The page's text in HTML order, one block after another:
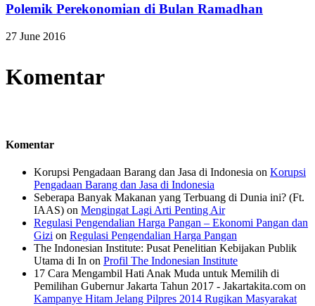
Polemik Perekonomian di Bulan Ramadhan
27 June 2016
Komentar
Komentar
Korupsi Pengadaan Barang dan Jasa di Indonesia on Korupsi
Pengadaan Barang dan Jasa di Indonesia
Seberapa Banyak Makanan yang Terbuang di Dunia ini? (Ft.
IAAS) on Mengingat Lagi Arti Penting Air
Regulasi Pengendalian Harga Pangan – Ekonomi Pangan dan
Gizi on Regulasi Pengendalian Harga Pangan
The Indonesian Institute: Pusat Penelitian Kebijakan Publik
Utama di In on Profil The Indonesian Institute
17 Cara Mengambil Hati Anak Muda untuk Memilih di
Pemilihan Gubernur Jakarta Tahun 2017 - Jakartakita.com on
Kampanye Hitam Jelang Pilpres 2014 Rugikan Masyarakat